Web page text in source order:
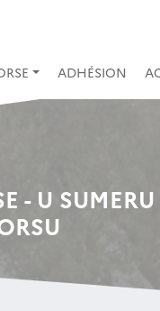
ADHÉSION
- U SUMERU